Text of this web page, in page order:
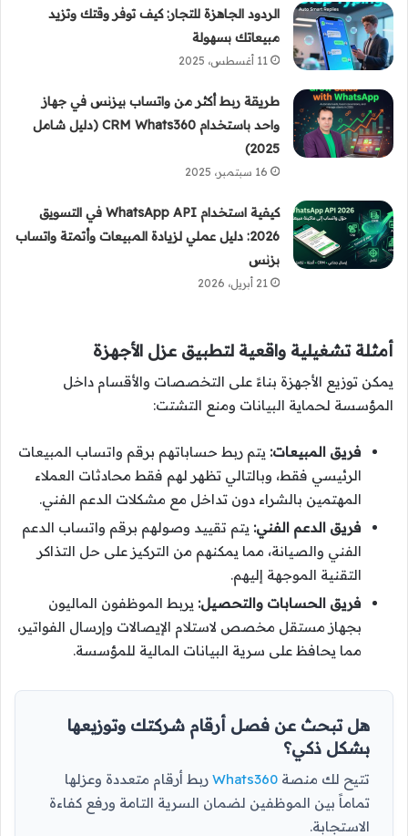
الردود الجاهزة للتجار: كيف توفر وقتك وتزيد
مبيعاتك بسهولة
11 أغسطس، 2025
طريقة ربط أكثر من واتساب بيزنس في جهاز
واحد باستخدام CRM Whats360 (دليل شامل
2025)
16 سبتمبر، 2025
كيفية استخدام WhatsApp API في التسويق
2026: دليل عملي لزيادة المبيعات وأتمتة واتساب
بزنس
21 أبريل، 2026
أمثلة تشغيلية واقعية لتطبيق عزل الأجهزة
يمكن توزيع الأجهزة بناءً على التخصصات والأقسام داخل
المؤسسة لحماية البيانات ومنع التشتت:
فريق المبيعات: يتم ربط حساباتهم برقم واتساب المبيعات
الرئيسي فقط، وبالتالي تظهر لهم فقط محادثات العملاء
المهتمين بالشراء دون تداخل مع مشكلات الدعم الفني.
فريق الدعم الفني: يتم تقييد وصولهم برقم واتساب الدعم
الفني والصيانة، مما يمكنهم من التركيز على حل التذاكر
التقنية الموجهة إليهم.
فريق الحسابات والتحصيل: يربط الموظفون الماليون
بجهاز مستقل مخصص لاستلام الإيصالات وإرسال الفواتير،
مما يحافظ على سرية البيانات المالية للمؤسسة.
هل تبحث عن فصل أرقام شركتك وتوزيعها
بشكل ذكي؟
تتيح لك منصة Whats360 ربط أرقام متعددة وعزلها
تماماً بين الموظفين لضمان السرية التامة ورفع كفاءة
الاستجابة.